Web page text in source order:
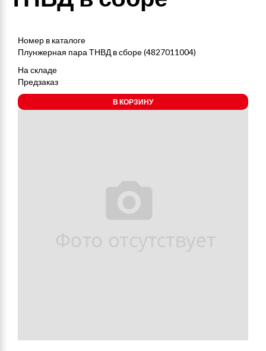
Номер в каталоге
Плунжерная пара ТНВД в сборе (4827011004)
На складе
Предзаказ
В КОРЗИНУ